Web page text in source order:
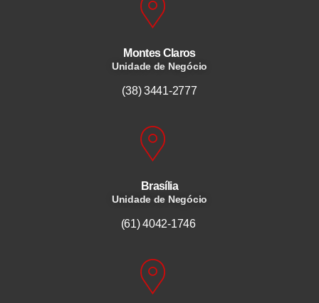
Montes Claros
Unidade de Negócio
(38) 3441-2777
Brasília
Unidade de Negócio
(61) 4042-1746